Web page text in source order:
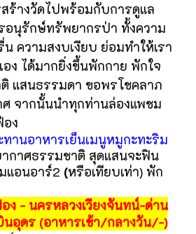
ร้างวัดไปพร้อมกับการดูแล
อนุรักษ์ทรัพยากรป่า ทั้งความ
ความสงบเงียบ ย่อมทำให้เรา
อง ได้มากยิ่งขึ้นพักกาย พักใจ
แสนธรรมดา ขอพรโชคลาภ
จากนั้นนำทุกท่านล่องแพชม
อง
นอาหารเย็นเมนูหมูกะทะริม
กาศธรรมชาติ สุดแสนจะฟิน
แอนอาร์2 (หรือเทียบเท่า) พัก
ง - นครหลวงเวียงจันทน์-ด่าน
อุดร (อาหารเช้า/กลางวัน/-)